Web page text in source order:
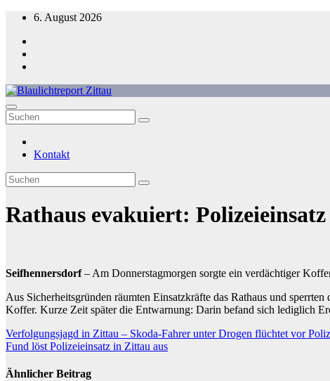
Zum
springen
6. August 2026
Blaulichtreport Zittau
Kontakt
Rathaus evakuiert:
Seifhennersdorf– Am Donnerstagmorgen sorgte ein verdächtiger
Aus Sicherheitsgründen räumten Einsatzkräfte das Rathaus und
Koffer. Kurze Zeit später die Entwarnung: Darin befand sich lediglich
Beitragsnavigation
Verfolgungsjagd in Zittau – Skoda-Fahrer unter Drogen flüchtet vor
Fund löst Polizeieinsatz in Zittau aus
Ähnlicher Beitrag